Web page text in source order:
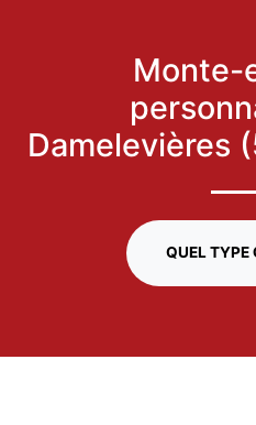
Monte-
Damelevières
QUEL TYPE